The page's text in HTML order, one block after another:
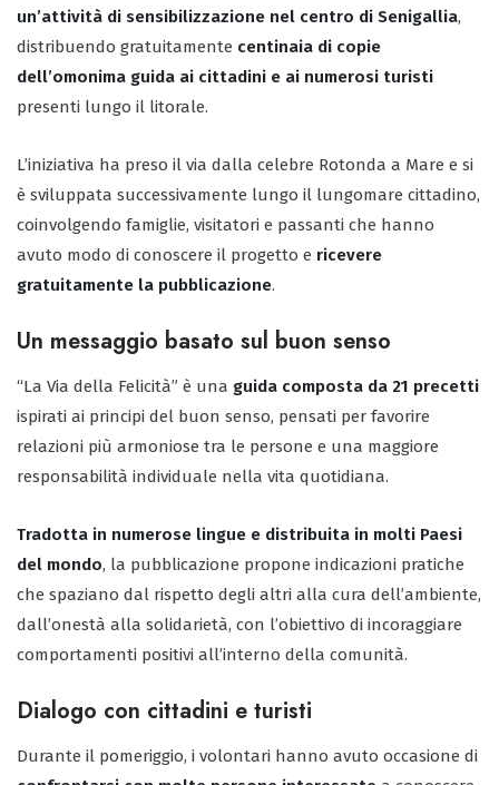
un’attività di sensibilizzazione nel centro di Senigallia,
distribuendo gratuitamente centinaia di copie
dell’omonima guida ai cittadini e ai numerosi turisti
presenti lungo il litorale.
L’iniziativa ha preso il via dalla celebre Rotonda a Mare e si
è sviluppata successivamente lungo il lungomare cittadino,
coinvolgendo famiglie, visitatori e passanti che hanno
avuto modo di conoscere il progetto e ricevere
gratuitamente la pubblicazione.
Un messaggio basato sul buon senso
“La Via della Felicità” è una guida composta da 21 precetti
ispirati ai principi del buon senso, pensati per favorire
relazioni più armoniose tra le persone e una maggiore
responsabilità individuale nella vita quotidiana.
Tradotta in numerose lingue e distribuita in molti Paesi
del mondo, la pubblicazione propone indicazioni pratiche
che spaziano dal rispetto degli altri alla cura dell’ambiente,
dall’onestà alla solidarietà, con l’obiettivo di incoraggiare
comportamenti positivi all’interno della comunità.
Dialogo con cittadini e turisti
Durante il pomeriggio, i volontari hanno avuto occasione di